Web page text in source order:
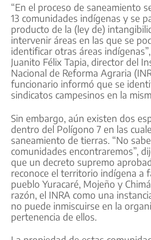
“En el proceso de saneamiento
13 comunidades indígenas y se
producto de la (ley de)
intervenir áreas en las que se
identificar otras áreas
Juanito Félix Tapia, director del
Nacional de Reforma Agraria
funcionario informó que se
sindicatos campesinos en la
Sin embargo, aún existen dos
dentro del Polígono 7 en las
saneamiento de tierras. “No
comunidades encontraremos”,
que un decreto supremo
reconoce el territorio indígena a
pueblo Yuracaré, Mojeño y
razón, el INRA como una
no puede inmiscuirse en la
pertenencia de ellos.